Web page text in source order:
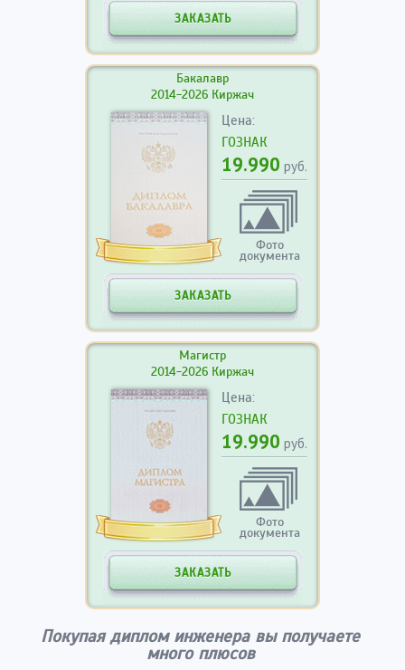
ЗАКАЗАТЬ
Бакалавр
2014-2026 Киржач
Цена:
ГОЗНАК
19.990 руб.
Фото
документа
ЗАКАЗАТЬ
Магистр
2014-2026 Киржач
Цена:
ГОЗНАК
19.990 руб.
Фото
документа
ЗАКАЗАТЬ
Покупая диплом инженера вы получаете
много плюсов